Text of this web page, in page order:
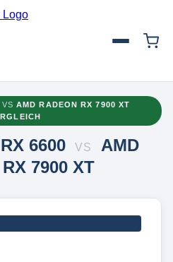
VS AMD RADEON RX 7900 XT
6600 VS
AMD
7900 XT